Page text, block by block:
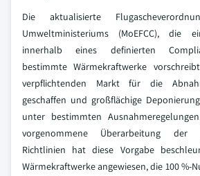
Die aktualisierte
Umweltministeriums (MoEFCC), die
innerhalb eines definierten
bestimmte Wärmekraftwerke
verpflichtenden Markt für die
geschaffen und großflächige
unter bestimmten
vorgenommene Überarbeitung der
Richtlinien hat diese Vorgabe
Wärmekraftwerke angewiesen, die 100 %-